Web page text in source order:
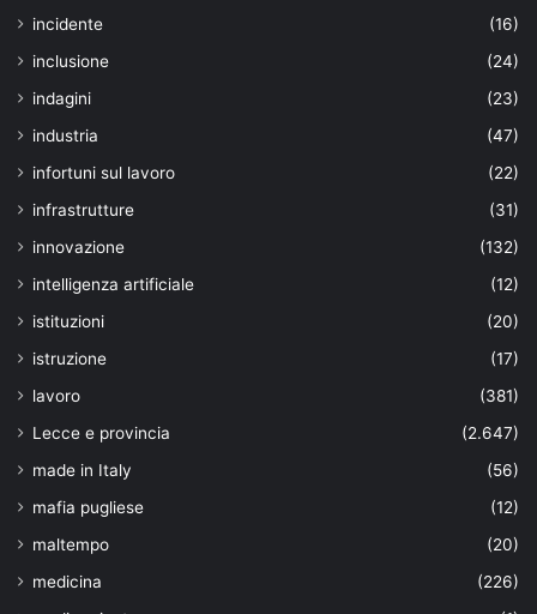
incidente
(16)
inclusione
(24)
indagini
(23)
industria
(47)
infortuni sul lavoro
(22)
infrastrutture
(31)
innovazione
(132)
intelligenza artificiale
(12)
istituzioni
(20)
istruzione
(17)
lavoro
(381)
Lecce e provincia
(2.647)
made in Italy
(56)
mafia pugliese
(12)
maltempo
(20)
medicina
(226)